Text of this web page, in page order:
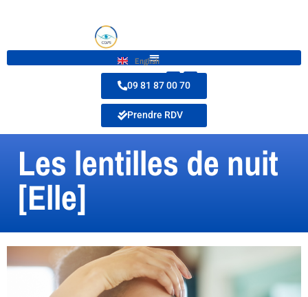
English
09 81 87 00 70
Prendre RDV
Les lentilles de nuit
[Elle]